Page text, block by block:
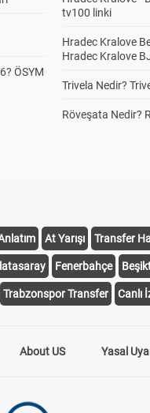
ÖSYM
tv100 linki
Hradec Kralove
Hradec Kralove
Trivela Nedir?
Röveşata Nedir?
At Yarışı Transfer
Fenerbahçe
Trabzonspor Transfer Canlı
About US Yasal